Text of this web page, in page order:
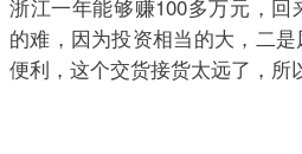
浙江一年能够赚100多万元，
的难，因为投资相当的大，二
便利，这个交货接货太远了，所